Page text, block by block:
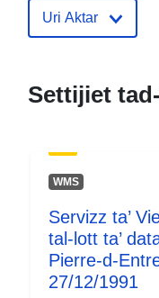
Tip:
Uri Aktar
Settijiet
WMS
Servizz ta’
tal-lott ta’
Pierre-d-
27/12/1991